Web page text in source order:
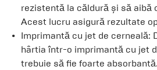
rezistentă la căldură și să aibă
Acest lucru asigură rezultate
Imprimantă cu jet de cerneală:
hârtia într-o imprimantă cu jet
trebuie să fie foarte